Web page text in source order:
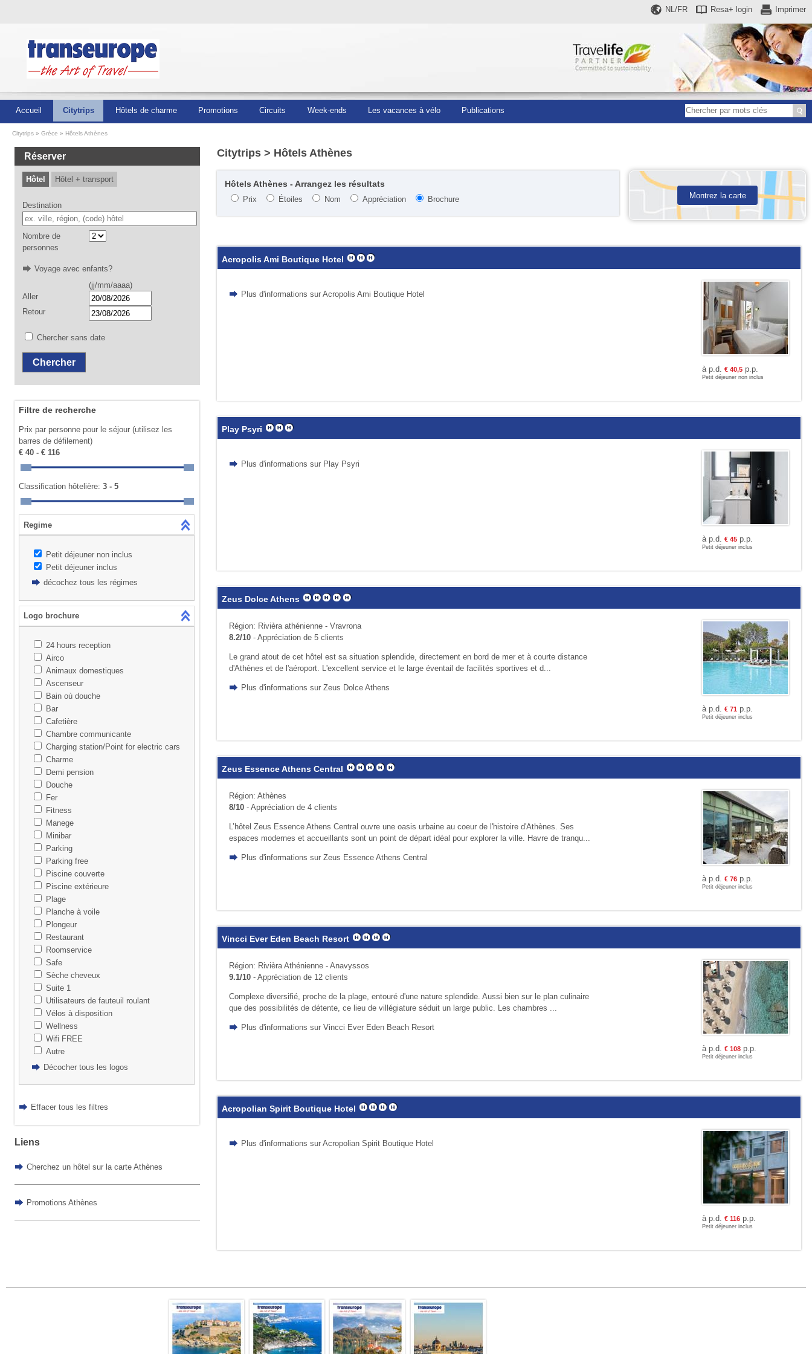
Imprimer
Resa+ login
NL/FR
Accueil Citytrips Hôtels de charme Promotions Circuits Week-ends Les vacances à vélo Publications
Citytrips Grèce Hôtels Athènes
Réserver
Hôtel Hôtel + transport
Destination
Nombre de
personnes
Voyage avec enfants?
(jj/mm/aaaa)
Aller
Retour
Chercher sans date
Filtre de recherche
Prix par personne pour le séjour (utilisez les
barres de défilement)
€ 40 - € 116
Classification hôtelière:3 - 5
Regime
Petit déjeuner non inclus
Petit déjeuner inclus
décochez tous les régimes
Logo brochure
24 hours reception
Airco
Animaux domestiques
Ascenseur
Bain où douche
Bar
Cafetière
Chambre communicante
Charging station/Point for electric cars
Charme
Demi pension
Douche
Fer
Fitness
Manege
Minibar
Parking
Parking free
Piscine couverte
Piscine extérieure
Plage
Planche à voile
Plongeur
Restaurant
Roomservice
Safe
Sèche cheveux
Suite 1
Utilisateurs de fauteuil roulant
Vélos à disposition
Wellness
Wifi FREE
Autre
Décocher tous les logos
Effacer tous les filtres
Liens
Cherchez un hôtel sur la carte Athènes
Promotions Athènes
Citytrips> Hôtels Athènes
Hôtels Athènes - Arrangez les résultats
Prix Étoiles Nom Appréciation Brochure Montrez la carte
Acropolis Ami Boutique Hotel
Plus d'informations sur Acropolis Ami Boutique Hotel
à p.d. € 40,5p.p.
Petit déjeuner non inclus
Play Psyri
Plus d'informations sur Play Psyri
à p.d. € 45p.p.
Petit déjeuner inclus
Zeus Dolce Athens
Région: Rivièra athénienne - Vravrona
8.2/10- Appréciation de 5 clients
Le grand atout de cet hôtel est sa situation splendide, directement en bord de mer et à courte distance
d'Athènes et de l'aéroport. L'excellent service et le large éventail de facilités sportives et d...
Plus d'informations sur Zeus Dolce Athens
à p.d. € 71p.p.
Petit déjeuner inclus
Zeus Essence Athens Central
Région: Athènes
8/10- Appréciation de 4 clients
L’hôtel Zeus Essence Athens Central ouvre une oasis urbaine au coeur de l'histoire d'Athènes. Ses
espaces modernes et accueillants sont un point de départ idéal pour explorer la ville. Havre de tranqu...
Plus d'informations sur Zeus Essence Athens Central
à p.d. € 76p.p.
Petit déjeuner inclus
Vincci Ever Eden Beach Resort
Région: Rivièra Athénienne - Anavyssos
9.1/10- Appréciation de 12 clients
Complexe diversifié, proche de la plage, entouré d'une nature splendide. Aussi bien sur le plan culinaire
que des possibilités de détente, ce lieu de villégiature séduit un large public. Les chambres ...
Plus d'informations sur Vincci Ever Eden Beach Resort
à p.d. € 108p.p.
Petit déjeuner inclus
Acropolian Spirit Boutique Hotel
Plus d'informations sur Acropolian Spirit Boutique Hotel
à p.d. € 116p.p.
Petit déjeuner inclus